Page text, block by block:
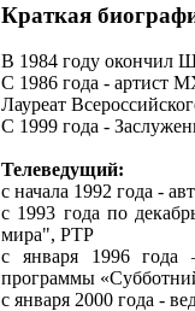
Краткая
В 1984 году окончил
С 1986 года - артист
Лауреат
С 1999 года -
Телеведущий:
c начала 1992 года -
с 1993 года по
мира", РТР
с января 1996 года
программы
с января 2000 года -